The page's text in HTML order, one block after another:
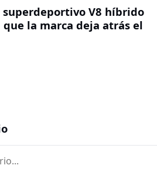
superdeportivo V8 híbrido
que la marca deja atrás el